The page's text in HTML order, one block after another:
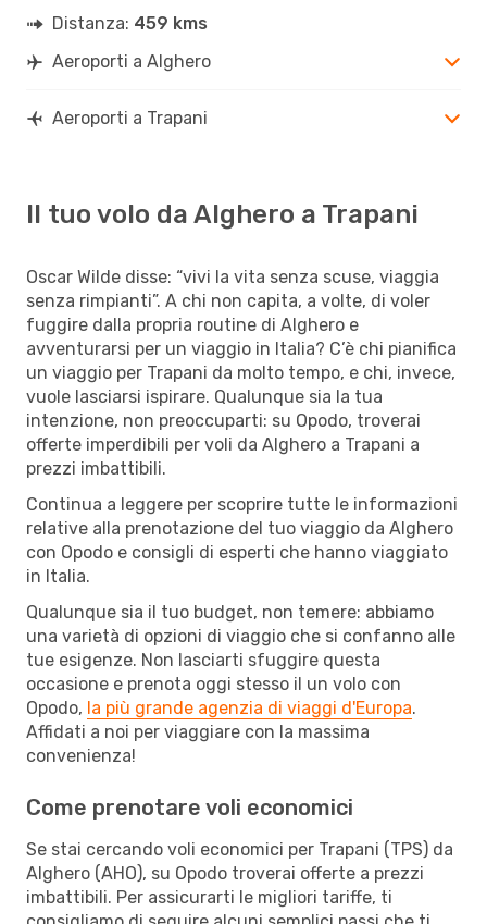
Distanza: 459 kms
Aeroporti a Alghero
Aeroporti a Trapani
Il tuo volo da Alghero a Trapani
Oscar Wilde disse: “vivi la vita senza scuse, viaggia
senza rimpianti”. A chi non capita, a volte, di voler
fuggire dalla propria routine di Alghero e
avventurarsi per un viaggio in Italia? C’è chi pianifica
un viaggio per Trapani da molto tempo, e chi, invece,
vuole lasciarsi ispirare. Qualunque sia la tua
intenzione, non preoccuparti: su Opodo, troverai
offerte imperdibili per voli da Alghero a Trapani a
prezzi imbattibili.
Continua a leggere per scoprire tutte le informazioni
relative alla prenotazione del tuo viaggio da Alghero
con Opodo e consigli di esperti che hanno viaggiato
in Italia.
Qualunque sia il tuo budget, non temere: abbiamo
una varietà di opzioni di viaggio che si confanno alle
tue esigenze. Non lasciarti sfuggire questa
occasione e prenota oggi stesso il un volo con
Opodo, la più grande agenzia di viaggi d'Europa.
Affidati a noi per viaggiare con la massima
convenienza!
Come prenotare voli economici
Se stai cercando voli economici per Trapani (TPS) da
Alghero (AHO), su Opodo troverai offerte a prezzi
imbattibili. Per assicurarti le migliori tariffe, ti